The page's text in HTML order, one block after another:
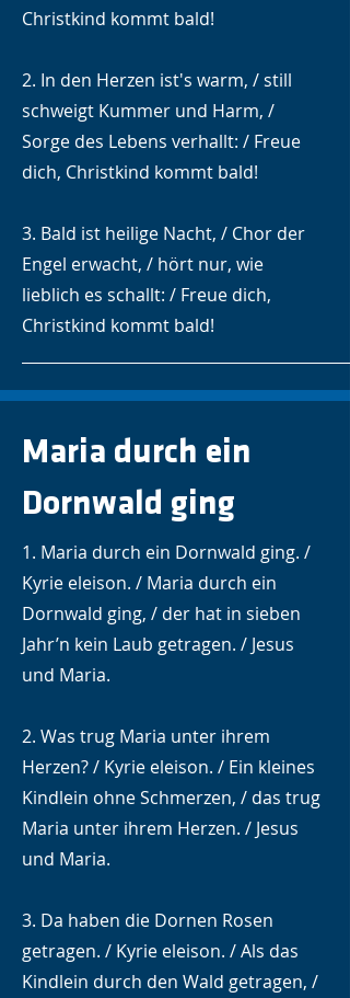
Christkind kommt bald!
2. In den Herzen ist's warm, / still
schweigt Kummer und Harm, /
Sorge des Lebens verhallt: / Freue
dich, Christkind kommt bald!
3. Bald ist heilige Nacht, / Chor der
Engel erwacht, / hört nur, wie
lieblich es schallt: / Freue dich,
Christkind kommt bald!
Maria durch ein
Dornwald ging
1. Maria durch ein Dornwald ging. /
Kyrie eleison. / Maria durch ein
Dornwald ging, / der hat in sieben
Jahr’n kein Laub getragen. / Jesus
und Maria.
2. Was trug Maria unter ihrem
Herzen? / Kyrie eleison. / Ein kleines
Kindlein ohne Schmerzen, / das trug
Maria unter ihrem Herzen. / Jesus
und Maria.
3. Da haben die Dornen Rosen
getragen. / Kyrie eleison. / Als das
Kindlein durch den Wald getragen, /